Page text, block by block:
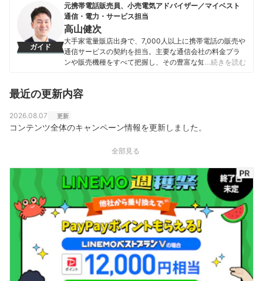
ガイド
元携帯電話販売員、小売電気アドバイザー／マイベスト
通信・電力・サービス担当
高山健次
大手家電量販店出身で、7,000人以上に携帯電話の販売や
通信サービスの契約を担当。主要な通信会社の料金プラ
ンや販売機種をすべて把握し、その豊富な知識で店舗販
ア・インターネットプロバイダーなどの通信会社を専門
契約し各社の料金プランや通信速度の比較を行うととも
に、モバイルだけでなく10社以上の戸建て・マンション
た通信サービスだけでなく、ファイナンシャルプランナ
ーの視点含めて電気代など固定費支出見直しのガイドも
している。
高山健次のプロフィール
…続きを読む
最近の更新内容
2026.08.07 更新
コンテンツ全体のキャンペーン情報を更新しました。
全部見る